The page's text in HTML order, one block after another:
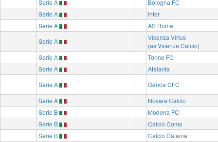
Serie A
Bologna FC
Serie A
Inter
Serie A
AS Roma
Serie A
Vicenza Virtus
(as Vicenza Calcio)
Serie A
Torino FC
Serie A
Atalanta
Serie A
Genoa CFC
Serie A
Novara Calcio
Serie B
Modena FC
Serie B
Calcio Como
Serie B
Calcio Catania